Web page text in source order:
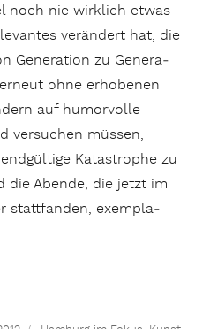
noch nie wirk­lich etwas
verän­dert hat, die
Gene­ra­tion zu Gene­ra­
ohne erho­benen
auf humor­volle
versu­chen müssen,
Kata­strophe zu
die Abende, die jetzt im
statt­fanden, exem­pla­